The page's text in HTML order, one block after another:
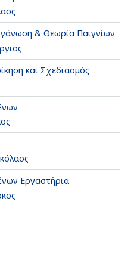
& Θεωρία Παιγνίων
και Σχεδιασμός
Εργαστήρια